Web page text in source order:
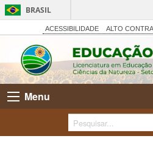
BRASIL
ACESSIBILIDADE ALTO
Menu